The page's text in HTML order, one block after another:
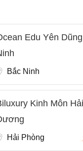
Edu Yên
Bắc Ninh
Kinh Môn Hải
Hải Phòng